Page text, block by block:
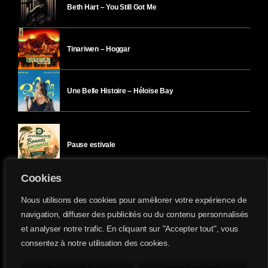
Cookies
Nous utilisons des cookies pour améliorer votre expérience de
navigation, diffuser des publicités ou du contenu personnalisés
et analyser notre trafic. En cliquant sur "Accepter tout", vous
consentez à notre utilisation des cookies.
Beth Hart – You Still Got Me
Tinariwen – Hoggar
Une Belle Histoire – Héloïse Bay
Pause estivale
Ici l’Ombre – mardi 28 juillet